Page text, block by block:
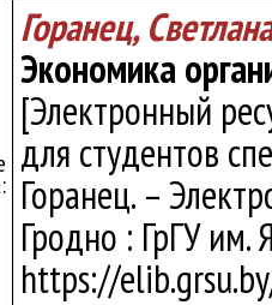
Горанец,
Экономика
[Электронный
для студентов
Горанец. –
Гродно : ГрГУ
https://